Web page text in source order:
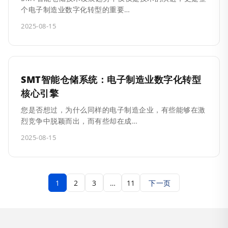
个电子制造业数字化转型的重要…
2025-08-15
SMT智能仓储系统：电子制造业数字化转型
核心引擎
您是否想过，为什么同样的电子制造企业，有些能够在激
烈竞争中脱颖而出，而有些却在成…
2025-08-15
1 2 3 … 11 下一页